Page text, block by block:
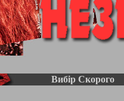
Вибір Скорого